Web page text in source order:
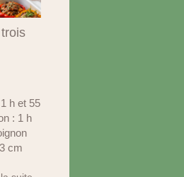
h et 55
: 1 h
cm